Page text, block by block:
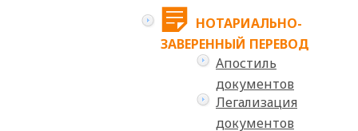
НОТАРИАЛЬНО-
ЗАВЕРЕННЫЙ ПЕРЕВОД
Апостиль
документов
Легализация
документов